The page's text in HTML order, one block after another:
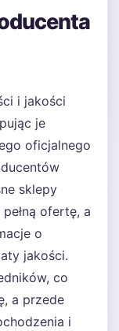
i jakości
je
oficjalnego
sklepy
ofertę, a
o
jakości.
co
a przede
i